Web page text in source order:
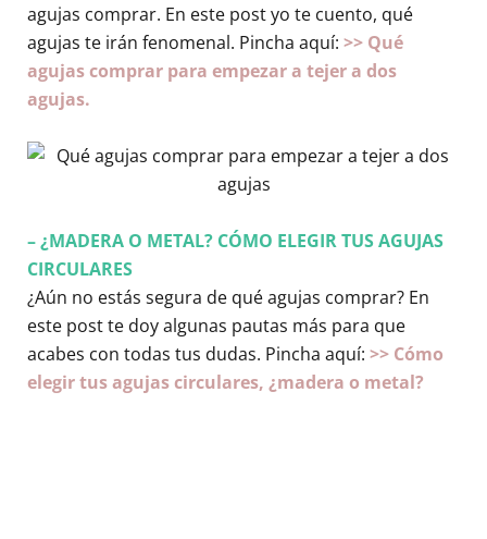
agujas comprar. En este post yo te cuento, qué
agujas te irán fenomenal. Pincha aquí: >> Qué
agujas comprar para empezar a tejer a dos
agujas.
– ¿MADERA O METAL? CÓMO ELEGIR TUS AGUJAS
CIRCULARES
¿Aún no estás segura de qué agujas comprar? En
este post te doy algunas pautas más para que
acabes con todas tus dudas. Pincha aquí: >> Cómo
elegir tus agujas circulares, ¿madera o metal?